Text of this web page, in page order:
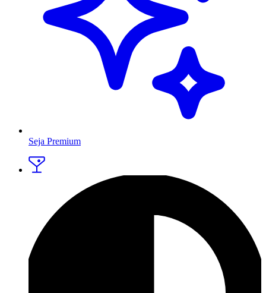
Seja Premium